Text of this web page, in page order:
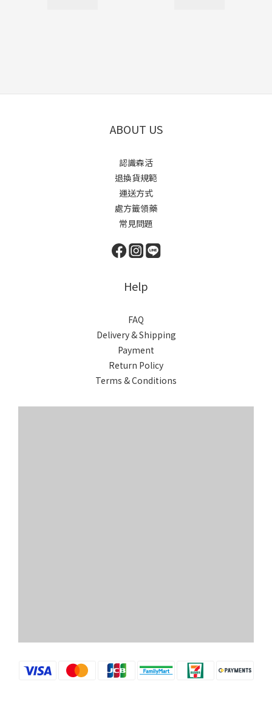
ABOUT US
認識森活
退換貨規範
運送方式
處方籤領藥
常見問題
Help
FAQ
Delivery & Shipping
Payment
Return Policy
Terms & Conditions